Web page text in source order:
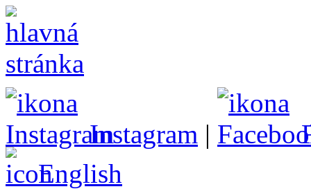
Instagram |
English